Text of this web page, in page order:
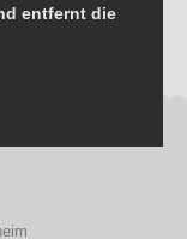
entfernt die